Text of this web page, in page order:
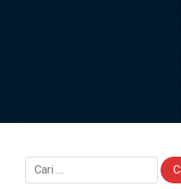
Cari untuk: